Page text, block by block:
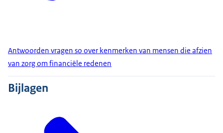
Antwoorden vragen so over kenmerken van mensen die afzien
van zorg om financiële redenen
Bijlagen